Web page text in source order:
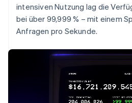
intensiven Nutzung lag die
bei über 99,999 % – mit einem
Anfragen pro Sekunde.